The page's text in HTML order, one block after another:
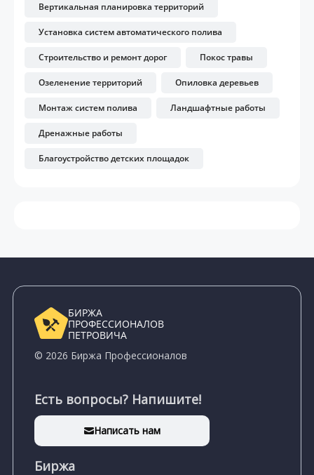
Вертикальная планировка территорий
Установка систем автоматического полива
Строительство и ремонт дорог Покос травы
Озеленение территорий Опиловка деревьев
Монтаж систем полива Ландшафтные работы
Дренажные работы
Благоустройство детских площадок
БИРЖА
ПРОФЕССИОНАЛОВ
ПЕТРОВИЧА
© 2026 Биржа Профессионалов
Есть вопросы? Напишите!
Написать нам
Биржа